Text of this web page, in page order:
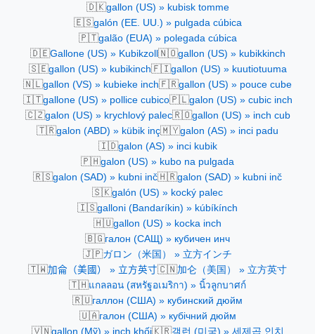
🇩🇰gallon (US) » kubisk tomme
🇪🇸galón (EE. UU.) » pulgada cúbica
🇵🇹galão (EUA) » polegada cúbica
🇩🇪Gallone (US) » Kubikzoll 🇳🇴gallon (US) » kubikkinch
🇸🇪gallon (US) » kubikinch🇫🇮gallon (US) » kuutiotuuma
🇳🇱gallon (VS) » kubieke inch🇫🇷gallon (US) » pouce cube
🇮🇹gallone (US) » pollice cubico🇵🇱galon (US) » cubic inch
🇨🇿galon (US) » krychlový palec🇷🇴gallon (US) » inch cub
🇹🇷galon (ABD) » kübik inç🇲🇾galon (AS) » inci padu
🇮🇩galon (AS) » inci kubik
🇵🇭galon (US) » kubo na pulgada
🇷🇸galon (SAD) » kubni inč🇭🇷galon (SAD) » kubni inč
🇸🇰galón (US) » kocký palec
🇮🇸galloni (Bandaríkin) » kúbíkínch
🇭🇺gallon (US) » kocka inch
🇧🇬галон (САЩ) » кубичен инч
🇯🇵ガロン（米国） » 立方インチ
🇹🇼加侖（美國） » 立方英寸🇨🇳加仑（美国） » 立方英寸
🇹🇭แกลลอน (สหรัฐอเมริกา) » นิ้วลูกบาศก์
🇷🇺галлон (США) » кубинский дюйм
🇺🇦галон (США) » кубічний дюйм
🇻🇳gallon (Mỹ) » inch khối🇰🇷갤런 (미국) » 세제곱 인치